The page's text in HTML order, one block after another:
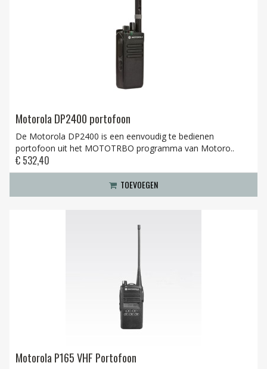
Motorola DP2400 portofoon
De Motorola DP2400 is een eenvoudig te bedienen
portofoon uit het MOTOTRBO programma van Motoro..
€ 532,40
TOEVOEGEN
Motorola P165 VHF Portofoon